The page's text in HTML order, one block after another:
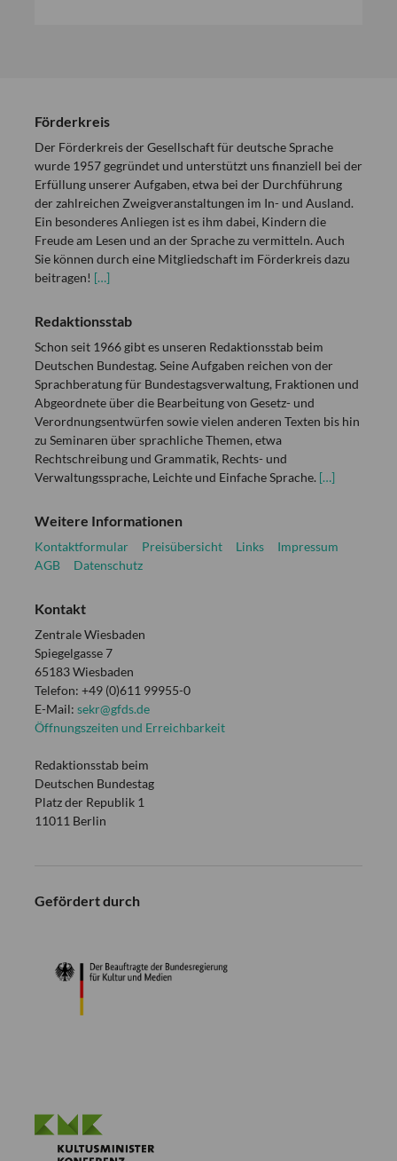
Förderkreis
Der Förderkreis der Gesellschaft für deutsche Sprache
wurde 1957 gegründet und unterstützt uns finanziell bei der
Erfüllung unserer Aufgaben, etwa bei der Durchführung
der zahlreichen Zweigveranstaltungen im In- und Ausland.
Ein besonderes Anliegen ist es ihm dabei, Kindern die
Freude am Lesen und an der Sprache zu vermitteln. Auch
Sie können durch eine Mitgliedschaft im Förderkreis dazu
beitragen! […]
Redaktionsstab
Schon seit 1966 gibt es unseren Redaktionsstab beim
Deutschen Bundestag. Seine Aufgaben reichen von der
Sprachberatung für Bundestagsverwaltung, Fraktionen und
Abgeordnete über die Bearbeitung von Gesetz- und
Verordnungsentwürfen sowie vielen anderen Texten bis hin
zu Seminaren über sprachliche Themen, etwa
Rechtschreibung und Grammatik, Rechts- und
Verwaltungssprache, Leichte und Einfache Sprache. […]
Weitere Informationen
Kontaktformular Preisübersicht Links
Impressum
AGB
Datenschutz
Kontakt
Zentrale Wiesbaden
Spiegelgasse 7
65183 Wiesbaden
Telefon: +49 (0)611 99955-0
E-Mail: sekr@gfds.de
Öffnungszeiten und Erreichbarkeit
Redaktionsstab beim
Deutschen Bundestag
Platz der Republik 1
11011 Berlin
Gefördert durch